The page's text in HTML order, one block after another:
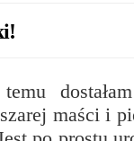
maści i